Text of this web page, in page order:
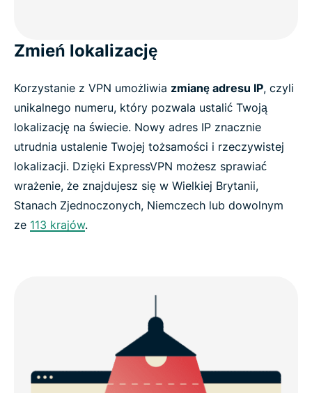
Zmień lokalizację
Korzystanie z VPN umożliwia zmianę adresu IP, czyli
unikalnego numeru, który pozwala ustalić Twoją
lokalizację na świecie. Nowy adres IP znacznie
utrudnia ustalenie Twojej tożsamości i rzeczywistej
lokalizacji. Dzięki ExpressVPN możesz sprawiać
wrażenie, że znajdujesz się w Wielkiej Brytanii,
Stanach Zjednoczonych, Niemczech lub dowolnym
ze 113 krajów.